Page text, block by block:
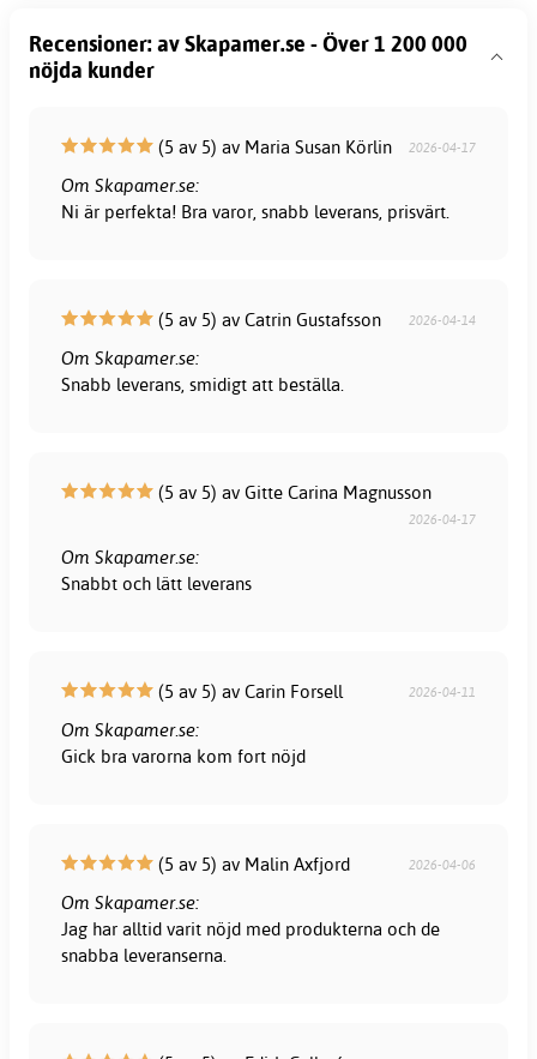
Recensioner: av Skapamer.se - Över 1 200 000
nöjda kunder
(5 av 5) av Maria Susan Körlin 2026-04-17
Om Skapamer.se:
Ni är perfekta! Bra varor, snabb leverans, prisvärt.
(5 av 5) av Catrin Gustafsson 2026-04-14
Om Skapamer.se:
Snabb leverans, smidigt att beställa.
(5 av 5) av Gitte Carina Magnusson
2026-04-17
Om Skapamer.se:
Snabbt och lätt leverans
(5 av 5) av Carin Forsell 2026-04-11
Om Skapamer.se:
Gick bra varorna kom fort nöjd
(5 av 5) av Malin Axfjord 2026-04-06
Om Skapamer.se:
Jag har alltid varit nöjd med produkterna och de
snabba leveranserna.